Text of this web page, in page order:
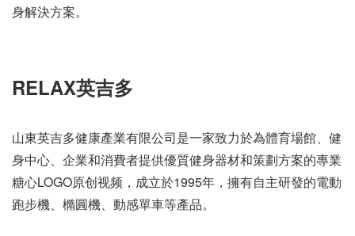
身解決方案。
RELAX英吉多
山東英吉多健康產業有限公司是一家致力於為體育場館、健
身中心、企業和消費者提供優質健身器材和策劃方案的專業
糖心LOGO原创视频，成立於1995年，擁有自主研發的電動
跑步機、橢圓機、動感單車等產品。